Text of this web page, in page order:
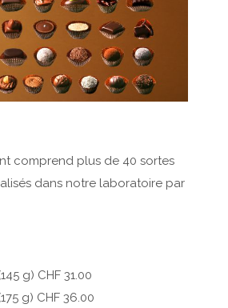
comprend plus de 40 sortes
dans notre laboratoire par
g) CHF 31.00
g) CHF 36.00